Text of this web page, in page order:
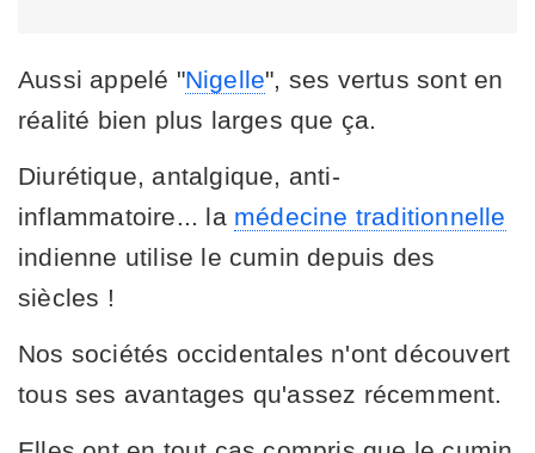
Aussi appelé "Nigelle", ses vertus sont en
réalité bien plus larges que ça.
Diurétique, antalgique, anti-
inflammatoire... la médecine traditionnelle
indienne utilise le cumin depuis des
siècles !
Nos sociétés occidentales n'ont découvert
tous ses avantages qu'assez récemment.